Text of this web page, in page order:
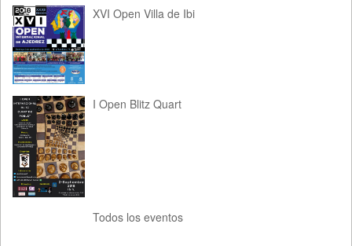
XVI Open Villa de Ibi
I Open Blitz Quart
Todos los eventos